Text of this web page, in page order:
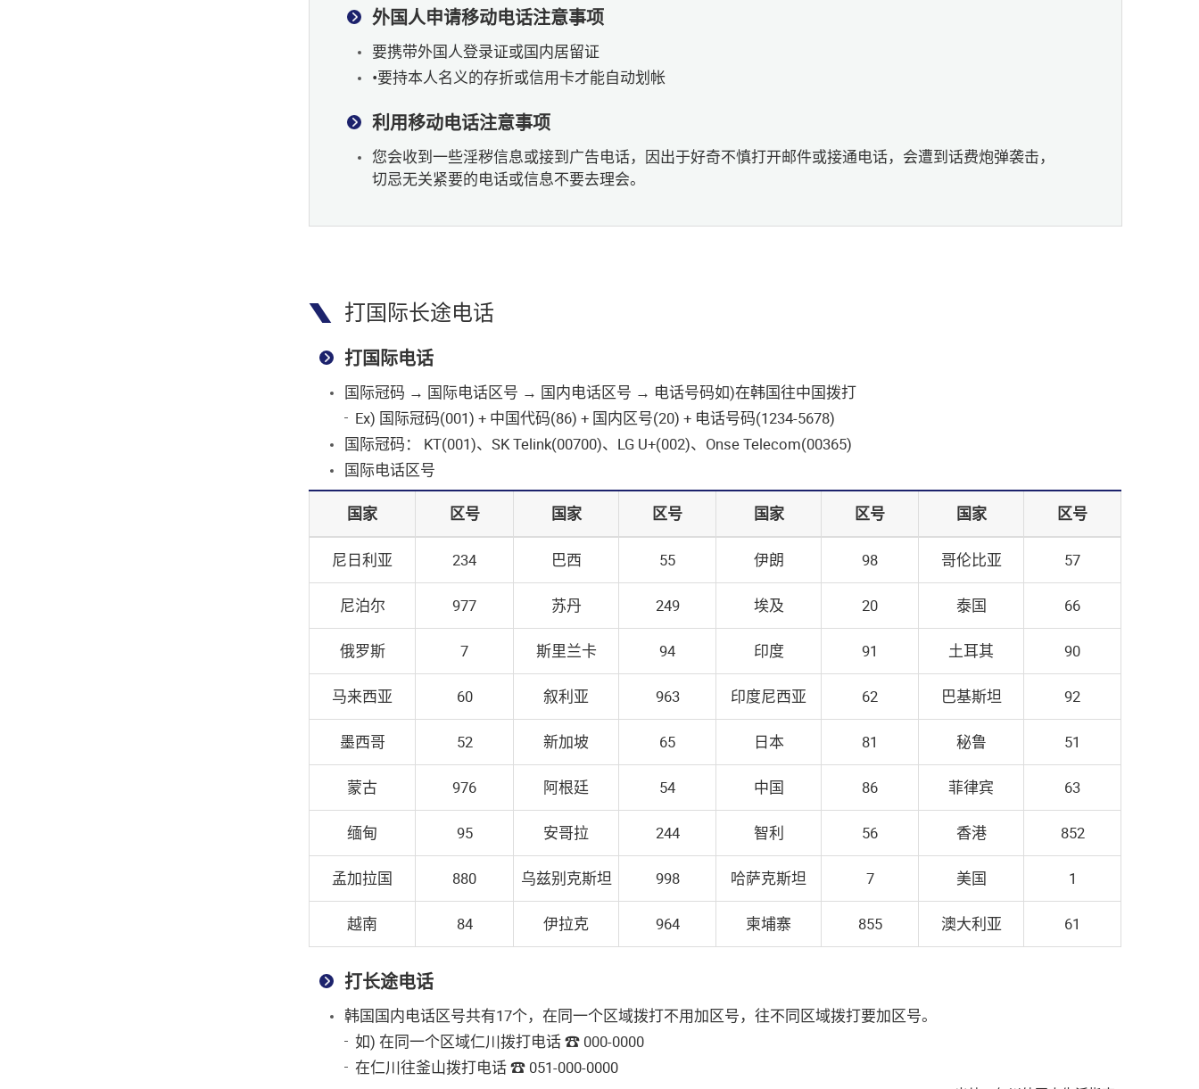
外国⼈申请移动电话注意事项
要携带外国⼈登录证或国内居留证
•要持本⼈名义的存折或信⽤卡才能⾃动划帐
利⽤移动电话注意事项
您会收到一些淫秽信息或接到广告电话，因出于好奇不慎打开邮件或接通电话，会遭到话费炮弹袭击，
切忌无关紧要的电话或信息不要去理会。
打国际长途电话
打国际电话
国际冠码 → 国际电话区号 → 国内电话区号 → 电话号码如)在韩国往中国拨打
Ex) 国际冠码(001) + 中国代码(86) + 国内区号(20) + 电话号码(1234-5678)
国际冠码： KT(001)、SK Telink(00700)、LG U+(002)、Onse Telecom(00365)
国际电话区号
国家 区号 国家 区号 国家 区号 国家 区号
尼日利亚 234 巴西 55 伊朗 98 哥伦比亚 57
尼泊尔 977 苏丹 249 埃及 20 泰国 66
俄罗斯 7 斯里兰卡 94 印度 91 土⽿其 90
马来西亚 60 叙利亚 963 印度尼西亚 62 巴基斯坦 92
墨西哥 52 新加坡 65 日本 81 秘鲁 51
蒙古 976 阿根廷 54 中国 86 菲律宾 63
缅甸 95 安哥拉 244 智利 56 香港 852
孟加拉国 880 乌兹别克斯坦 998 哈萨克斯坦 7 美国 1
越南 84 伊拉克 964 柬埔寨 855 澳大利亚 61
打长途电话
韩国国内电话区号共有17个，在同一个区域拨打不⽤加区号，往不同区域拨打要加区号。
如) 在同一个区域仁川拨打电话 ☎ 000-0000
在仁川往釜⼭拨打电话 ☎ 051-000-0000